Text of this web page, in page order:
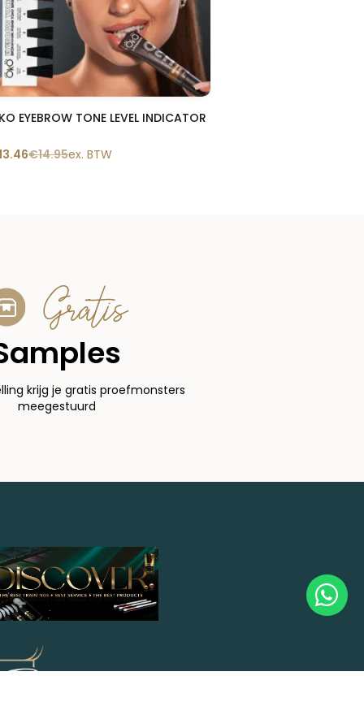
EYEBROW TONE LEVEL INDICATOR
€14.95ex. BTW
Gratis
krijg je gratis proefmonsters
meegestuurd